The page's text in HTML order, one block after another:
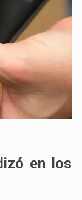
en los